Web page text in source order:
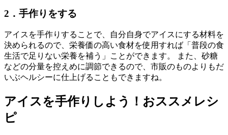
2．手作りをする
アイスを手作りすることで、自分自身でアイスにする材料を
決められるので、栄養価の高い食材を使用すれば「普段の食
生活で足りない栄養を補う」ことができます。 また、砂糖
などの分量を控えめに調節できるので、市販のものよりもだ
いぶヘルシーに仕上げることもできますね。
アイスを手作りしよう！おススメレシ
ピ